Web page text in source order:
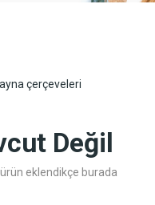
çerçeveleri
Değil
eklendikçe burada